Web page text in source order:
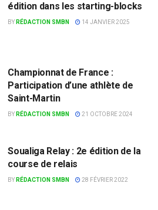
édition dans les starting-blocks
BY RÉDACTION SMBN 14 JANVIER 2025
Championnat de France :
Participation d’une athlète de
Saint-Martin
BY RÉDACTION SMBN 21 OCTOBRE 2024
Soualiga Relay : 2e édition de la
course de relais
BY RÉDACTION SMBN 28 FÉVRIER 2022